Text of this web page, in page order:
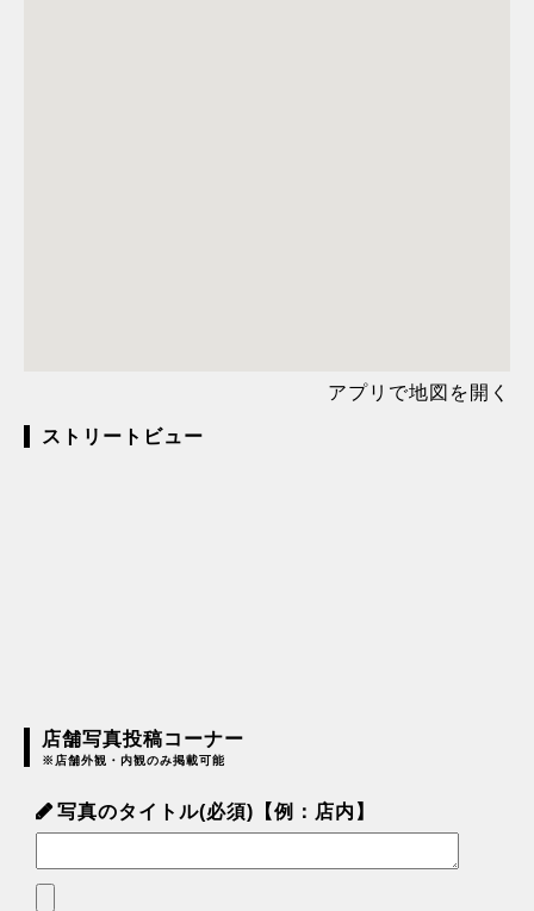
アプリで地図を開く
ストリートビュー
店舗写真投稿コーナー
※店舗外観・内観のみ掲載可能
写真のタイトル(必須)【例：店内】